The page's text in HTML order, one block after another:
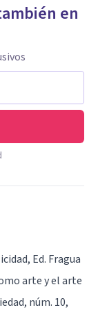
en
Ed. Fragua
arte y el arte
núm. 10,